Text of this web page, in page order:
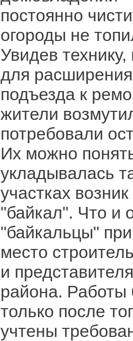
постоянно
огороды не
Увидев
для расширения
подъезда к
жители
потребовали
Их можно
укладывалась
участках
"байкал". Что и
"байкальцы"
место
и
района.
только после
учтены